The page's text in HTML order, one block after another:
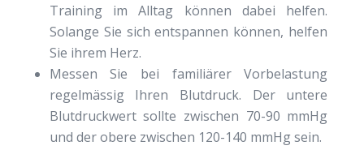
Training im Alltag können dabei helfen.
Solange Sie sich entspannen können, helfen
Sie ihrem Herz.
Messen Sie bei familiärer Vorbelastung
regelmässig Ihren Blutdruck. Der untere
Blutdruckwert sollte zwischen 70-90 mmHg
und der obere zwischen 120-140 mmHg sein.